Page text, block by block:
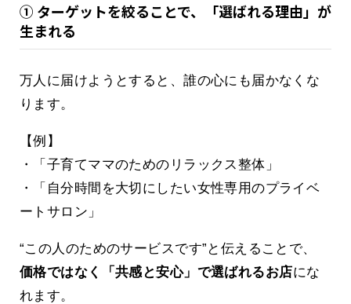
① ターゲットを絞ることで、「選ばれる理由」が
生まれる
万人に届けようとすると、誰の心にも届かなくな
ります。
【例】
・「子育てママのためのリラックス整体」
・「自分時間を大切にしたい女性専用のプライベ
ートサロン」
“この人のためのサービスです”と伝えることで、
価格ではなく「共感と安心」で選ばれるお店にな
れます。